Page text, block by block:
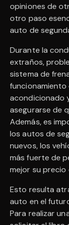
opiniones de
otro paso
auto de
Durante la
extraños,
sistema de
funcionamiento
acondicionado
asegurarse de
Además, es
los autos de
nuevos, los
más fuerte de
mejor su precio
Esto resulta
auto en el
Para realizar